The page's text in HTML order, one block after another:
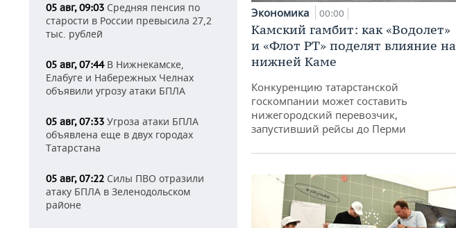
05 авг, 09:03 Средняя пенсия по
старости в России превысила 27,2
тыс. рублей
05 авг, 07:44В Нижнекамске,
Елабуге и Набережных Челнах
объявили угрозу атаки БПЛА
05 авг, 07:33 Угроза атаки БПЛА
объявлена еще в двух городах
Татарстана
05 авг, 07:22 Силы ПВО отразили
атаку БПЛА в Зеленодольском
районе
Экономика 00:00
Камский гамбит: как «Водолет»
и «Флот РТ» поделят влияние на
нижней Каме
Конкуренцию татарстанской
госкомпании может составить
нижегородский перевозчик,
запустивший рейсы до Перми